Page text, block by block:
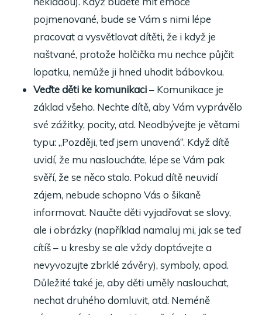
pojmenované, bude se Vám s nimi lépe
pracovat a vysvětlovat dítěti, že i když je
naštvané, protože holčička mu nechce půjčit
lopatku, nemůže ji hned uhodit bábovkou.
Veďte děti ke komunikaci– Komunikace je
základ všeho. Nechte dítě, aby Vám vyprávělo
své zážitky, pocity, atd. Neodbývejte je větami
typu: „Později, teď jsem unavená“. Když dítě
uvidí, že mu nasloucháte, lépe se Vám pak
svěří, že se něco stalo. Pokud dítě neuvidí
zájem, nebude schopno Vás o šikaně
informovat. Naučte děti vyjadřovat se slovy,
ale i obrázky (například namaluj mi, jak se teď
cítíš – u kresby se ale vždy doptávejte a
nevyvozujte zbrklé závěry), symboly, apod.
Důležité také je, aby děti uměly naslouchat,
nechat druhého domluvit, atd. Neméně